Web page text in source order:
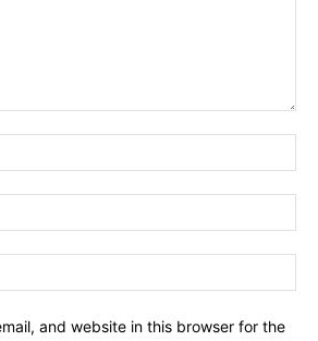
and website in this browser for the